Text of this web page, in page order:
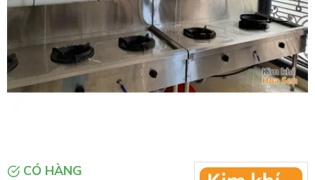
CÓ HÀNG